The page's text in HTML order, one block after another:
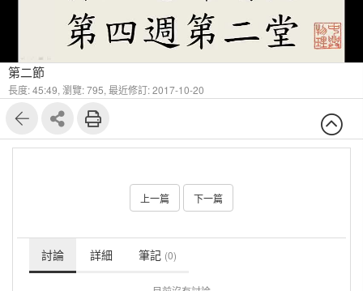
第二節
長度: 45:49, 瀏覽: 795, 最近修訂: 2017-10-20
上一篇 下一篇
討論 詳細 筆記 (0)